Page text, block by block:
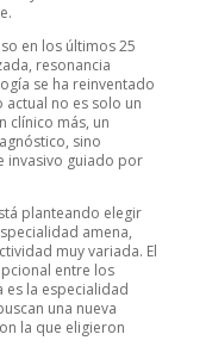
en los últimos 25
resonancia
se ha reinventado
actual no es solo un
clínico más, un
sino
invasivo guiado por
planteando elegir
amena,
muy variada. El
entre los
la especialidad
una nueva
la que eligieron